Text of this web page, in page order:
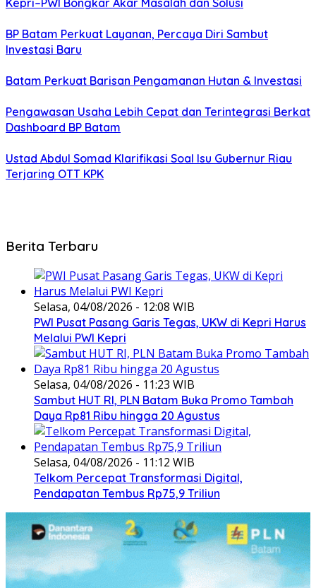
Kepri–PWI Bongkar Akar Masalah dan Solusi
BP Batam Perkuat Layanan, Percaya Diri Sambut
Investasi Baru
Batam Perkuat Barisan Pengamanan Hutan & Investasi
Pengawasan Usaha Lebih Cepat dan Terintegrasi Berkat
Dashboard BP Batam
Ustad Abdul Somad Klarifikasi Soal Isu Gubernur Riau
Terjaring OTT KPK
Berita Terbaru
Selasa, 04/08/2026 - 12:08 WIB
PWI Pusat Pasang Garis Tegas, UKW di Kepri Harus
Melalui PWI Kepri
Selasa, 04/08/2026 - 11:23 WIB
Sambut HUT RI, PLN Batam Buka Promo Tambah
Daya Rp81 Ribu hingga 20 Agustus
Selasa, 04/08/2026 - 11:12 WIB
Telkom Percepat Transformasi Digital,
Pendapatan Tembus Rp75,9 Triliun